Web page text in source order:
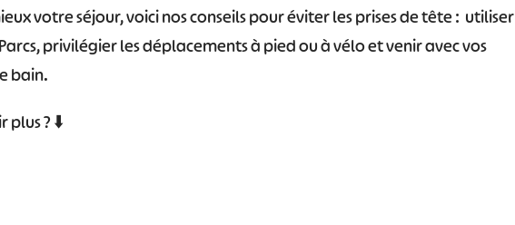
votre séjour, voici nos conseils pour éviter les prises de tête : utiliser
privilégier les déplacements à pied ou à vélo et venir avec vos
bain.
plus ? ⬇️